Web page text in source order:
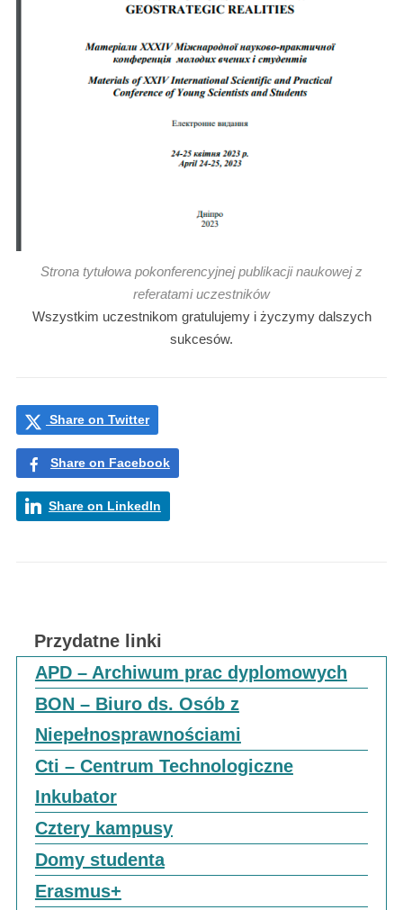
Strona tytułowa pokonferencyjnej publikacji naukowej z
referatami uczestników
Wszystkim uczestnikom gratulujemy i życzymy dalszych
sukcesów.
Share on Twitter
Share on Facebook
Share on LinkedIn
Przydatne linki
APD – Archiwum prac dyplomowych
BON – Biuro ds. Osób z
Niepełnosprawnościami
Cti – Centrum Technologiczne
Inkubator
Cztery kampusy
Domy studenta
Erasmus+